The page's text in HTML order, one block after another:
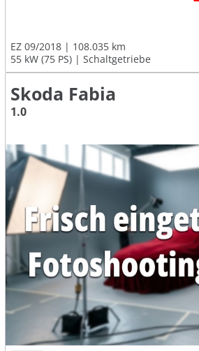
EZ 09/2018
108.035 km
55 kW (75 PS)
Schaltgetriebe
Skoda Fabia
1.0